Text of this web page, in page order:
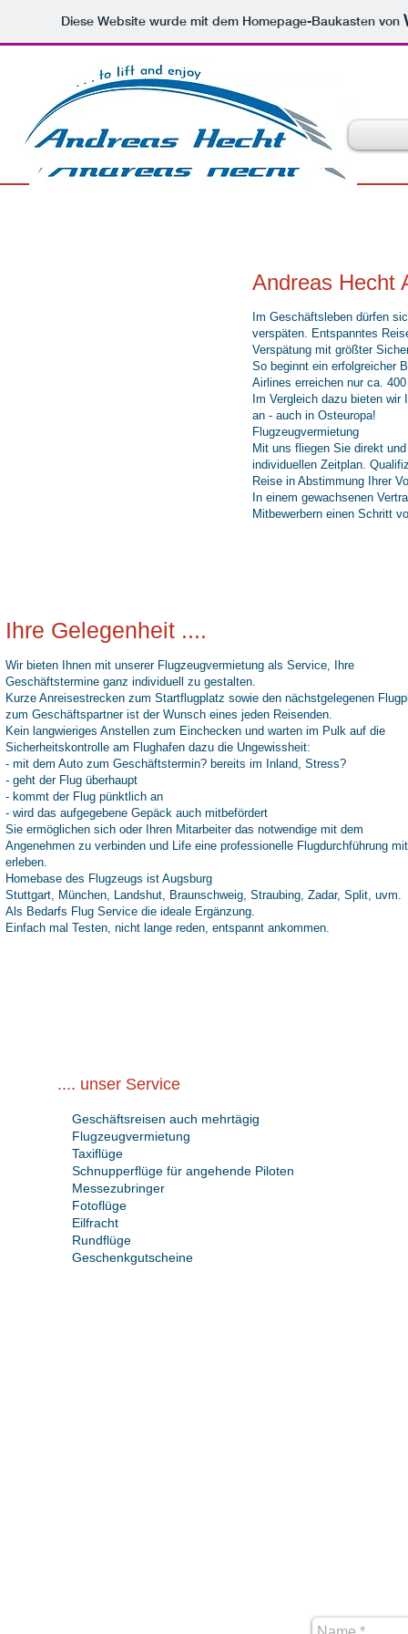
Diese Website wurde mit dem Homepage-Baukasten von
Andreas Hecht
Im Geschäftsleben dürfen
verspäten. Entspanntes
Verspätung mit größter
So beginnt ein erfolgreicher
Airlines erreichen nur ca.
Im Vergleich dazu bieten wir
an - auch in Osteuropa!
Flugzeugvermietung
Mit uns fliegen Sie direkt
individuellen Zeitplan.
Reise in Abstimmung Ihrer
In einem gewachsenen
Mitbewerbern einen Schritt
Ihre Gelegenheit ....
Wir bieten Ihnen mit unserer Flugzeugvermietung als Service, Ihre
Geschäftstermine ganz individuell zu gestalten.
Kurze Anreisestrecken zum Startflugplatz sowie den nächstgelegenen
zum Geschäftspartner ist der Wunsch eines jeden Reisenden.
Kein langwieriges Anstellen zum Einchecken und warten im Pulk auf die
Sicherheitskontrolle am Flughafen dazu die Ungewissheit:
- mit dem Auto zum Geschäftstermin? bereits im Inland, Stress?
- geht der Flug überhaupt
- kommt der Flug pünktlich an
- wird das aufgegebene Gepäck auch mitbefördert
Sie ermöglichen sich oder Ihren Mitarbeiter das notwendige mit dem
Angenehmen zu verbinden und Life eine professionelle Flugdurchführung
erleben.
Homebase des Flugzeugs ist Augsburg
Stuttgart, München, Landshut, Braunschweig, Straubing, Zadar, Split, uvm.
Als Bedarfs Flug Service die ideale Ergänzung.
Einfach mal Testen, nicht lange reden, entspannt ankommen.
.... unser Service
Geschäftsreisen auch mehrtägig
Flugzeugvermietung
Taxiflüge
Schnupperflüge für angehende Piloten
Messezubringer
Fotoflüge
Eilfracht
Rundflüge
Geschenkgutscheine